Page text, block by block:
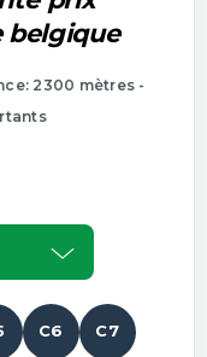
belgique
2300 mètres -
C6 C7